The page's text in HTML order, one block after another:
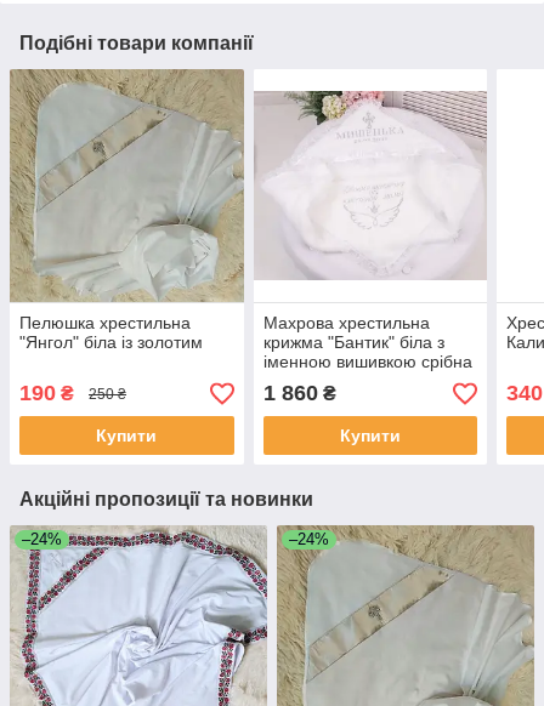
Подібні товари компанії
Пелюшка хрестильна
"Янгол" біла із золотим
190 ₴ 250 ₴
Купити
Махрова хрестильна
крижма "Бантик" біла з
іменною вишивкою срібна
нитка
1 860₴
Купити
340
Акційні пропозиції та новинки
–24% –24%